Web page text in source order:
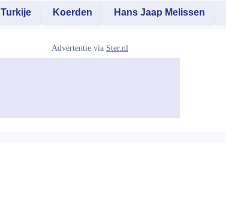
Turkije Koerden Hans Jaap Melissen
Advertentie via Ster.nl